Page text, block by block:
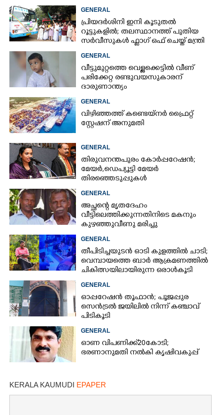
പ്രവർത്തിക്കുന്ന സ്‌ക്വാഡ്
GENERAL
പ്രിയദർശിനി ഇനി കൂടുതൽ
റൂട്ടുകളിൽ; തലസ്ഥാനത്ത് പുതിയ
സർവീസുകൾ ഫ്ലാഗ് ഒഫ് ചെയ്ത് മന്ത്രി
കെ മുരളീധരൻ
GENERAL
വീട്ടുമുറ്റത്തെ വെള്ളക്കെട്ടിൽ വീണ്
പരിക്കേറ്റ രണ്ടുവയസുകാരന്
ദാരുണാന്ത്യം
GENERAL
വിഴിഞ്ഞത്ത് കണ്ടെയ്നർ ഫ്രൈറ്റ്
സ്റ്റേഷന് അനുമതി
GENERAL
തിരുവനന്തപുരം കോർപ്പറേഷൻ;
മേയർ, ഡെപ്യൂട്ടി മേയർ
തിരഞ്ഞെടുപ്പുകൾ
റദ്ദാക്കണമെന്നാവശ്യപ്പെട്ട് സിപിഎം
GENERAL
അച്ഛന്റെ മൃതദേഹം
വീട്ടിലെത്തിക്കുന്നതിനിടെ മകനും
കുഴഞ്ഞുവീണു മരിച്ചു
GENERAL
തീപിടിച്ചയുടൻ ഓടി കുളത്തിൽ ചാടി;
വെമ്പായത്തെ ബാർ ആക്രമണത്തിൽ
ചികിത്സയിലായിരുന്ന ഒരാൾകൂടി
മരിച്ചു
GENERAL
ഓപ്പറേഷൻ തൂഫാൻ; പൂജപ്പുര
സെൻട്രൽ ജയിലിൽ നിന്ന് കഞ്ചാവ്
പിടികൂടി
GENERAL
ഓണ വിപണിക്ക് 20കോടി;
ഭരണാനുമതി നൽകി കൃഷിവകുപ്പ്
KERALA KAUMUDI EPAPER